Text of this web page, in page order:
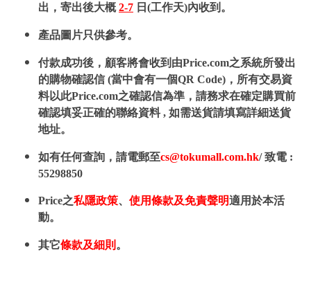
出，寄出後大概2-7 日(工作天)內收到。
產品圖片只供參考。
付款成功後，顧客將會收到由Price.com之系統所發出
的購物確認信 (當中會有一個QR Code)，所有交易資
料以此Price.com之確認信為準，請務求在確定購買前
確認填妥正確的聯絡資料 , 如需送貨請填寫詳細送貨
地址。
如有任何查詢，請電郵至cs@tokumall.com.hk/ 致電 :
55298850
Price之私隱政策、 使用條款及免責聲明適用於本活
動。
其它條款及細則 。